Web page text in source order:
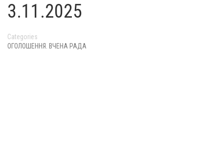
3.11.2025
Categories
ОГОЛОШЕННЯ. ВЧЕНА РАДА